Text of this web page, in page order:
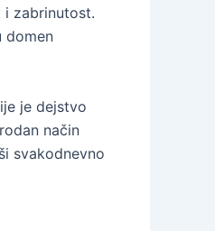
i zabrinutost.
domen
je dejstvo
način
svakodnevno